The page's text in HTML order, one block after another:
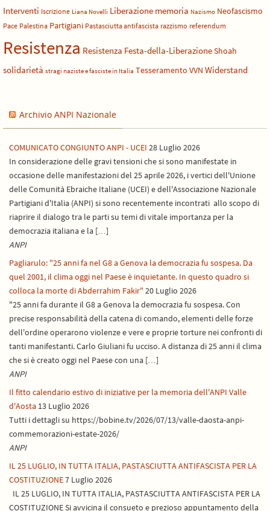
Interventi Iscrizione Liana Novelli Liberazione memoria Nazismo Neofascismo
Pace Palestina Partigiani Pastasciutta antifascista razzismo referendum
Resistenza Resistenza Festa-della-LiberazioneShoah
solidarietà stragi naziste e fasciste in Italia Tesseramento VVN Widerstand
Archivio ANPI Nazionale
COMUNICATO CONGIUNTO ANPI - UCEI 28 Luglio 2026
In considerazione delle gravi tensioni che si sono manifestate in
occasione delle manifestazioni del 25 aprile 2026, i vertici dell'Unione
delle Comunità Ebraiche Italiane (UCEI) e dell'Associazione Nazionale
Partigiani d'Italia (ANPI) si sono recentemente incontrati allo scopo di
riaprire il dialogo tra le parti su temi di vitale importanza per la
democrazia italiana e la […]
ANPI
Pagliarulo: "25 anni fa nel G8 a Genova la democrazia fu sospesa. Da
quel 2001, il clima oggi nel Paese è inquietante. In questo quadro si
colloca la morte di Abderrahim Fakir" 20 Luglio 2026
"25 anni fa durante il G8 a Genova la democrazia fu sospesa. Con
precise responsabilità della catena di comando, elementi delle forze
dell'ordine operarono violenze e vere e proprie torture nei confronti di
tanti manifestanti. Carlo Giuliani fu ucciso. A distanza di 25 anni il clima
che si è creato oggi nel Paese con una […]
ANPI
Il fitto calendario estivo di iniziative per la memoria dell'ANPI Valle
d'Aosta 13 Luglio 2026
Tutti i dettagli su https://bobine.tv/2026/07/13/valle-daosta-anpi-
commemorazioni-estate-2026/
ANPI
IL 25 LUGLIO, IN TUTTA ITALIA, PASTASCIUTTA ANTIFASCISTA PER LA
COSTITUZIONE7 Luglio 2026
IL 25 LUGLIO, IN TUTTA ITALIA, PASTASCIUTTA ANTIFASCISTA PER LA
COSTITUZIONE Si avvicina il consueto e prezioso appuntamento della